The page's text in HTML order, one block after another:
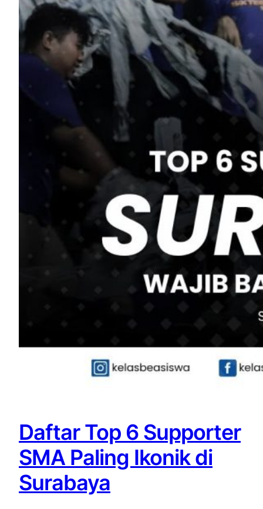
Daftar Top 6 Supporter
SMA Paling Ikonik di
Surabaya